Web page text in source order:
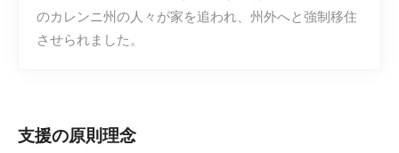
のカレンニ州の人々が家を追われ、州外へと強制移住
させられました。
支援の原則理念